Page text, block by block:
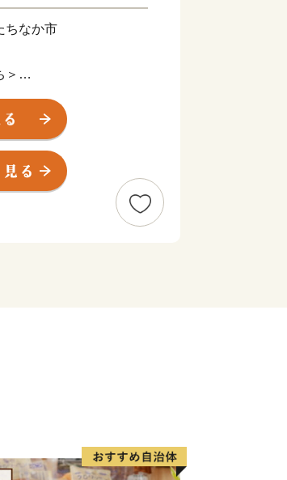
なか市
＞
に隣接。暖かな春が訪
色鮮やかなスイセン、
、『死ぬまでに行きた
ハーモニーが美しいネ
います。夏に突如姿を
グラデーションを表現
様々な商品の製造、オリ